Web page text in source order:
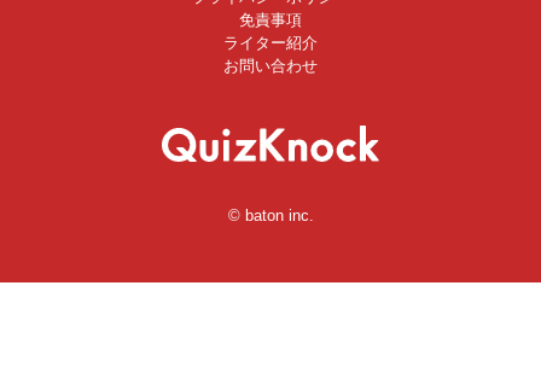
免責事項
ライター紹介
お問い合わせ
© baton inc.